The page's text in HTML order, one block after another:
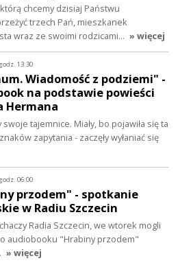
chcemy dzisiaj Państwu
trzech Pań, mieszkanek
wraz ze swoimi rodzicami… » więcej
13:30
Wiadomość z podziemi" -
na podstawie powieści
Hermana
tajemnice. Miały, bo pojawiła się ta
zapytania - zaczęły wyłaniać się
06:00
przodem" - spotkanie
w Radiu Szczecin
Radia Szczecin, we wtorek mogli
o audiobooku "Hrabiny przodem"
» więcej